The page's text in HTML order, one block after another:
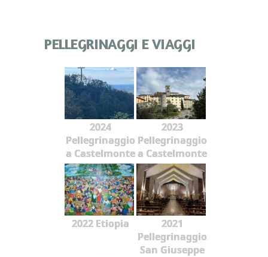
PELLEGRINAGGI E VIAGGI
2024
Pellegrinaggio
a Castelmonte
2023
Pellegrinaggio
a Castelmonte
2022 Etiopia
2021
Pellegrinaggio
San Giuseppe